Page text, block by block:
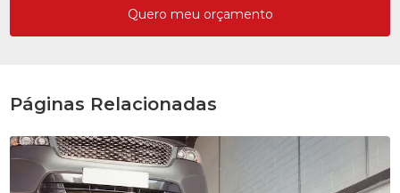
Quero meu orçamento
Páginas Relacionadas